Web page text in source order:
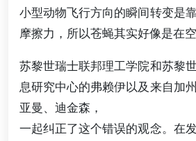
小型动物飞行方向的瞬间转变是
摩擦力，所以苍蝇其实好像是在空
苏黎世瑞士联邦理工学院和苏黎
息研究中心的弗赖伊以及来自加
亚曼、迪金森，
一起纠正了这个错误的观念。在